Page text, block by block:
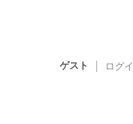
ゲスト ログ